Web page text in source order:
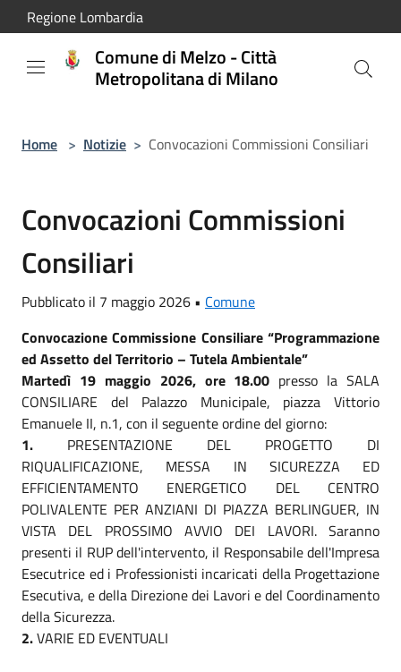
Salta al contenuto principale
Regione Lombardia
Comune di Melzo - Città
Metropolitana di Milano
Home > Notizie > Convocazioni Commissioni Consiliari
Convocazioni Commissioni
Consiliari
Pubblicato il 7 maggio 2026 • Comune
Convocazione Commissione Consiliare “Programmazione
ed Assetto del Territorio – Tutela Ambientale”
Martedì 19 maggio 2026, ore 18.00 presso la SALA
CONSILIARE del Palazzo Municipale, piazza Vittorio
Emanuele II, n.1, con il seguente ordine del giorno:
1. PRESENTAZIONE DEL PROGETTO DI
RIQUALIFICAZIONE, MESSA IN SICUREZZA ED
EFFICIENTAMENTO ENERGETICO DEL CENTRO
POLIVALENTE PER ANZIANI DI PIAZZA BERLINGUER, IN
VISTA DEL PROSSIMO AVVIO DEI LAVORI. Saranno
presenti il RUP dell'intervento, il Responsabile dell'Impresa
Esecutrice ed i Professionisti incaricati della Progettazione
Esecutiva, e della Direzione dei Lavori e del Coordinamento
della Sicurezza.
2.VARIE ED EVENTUALI